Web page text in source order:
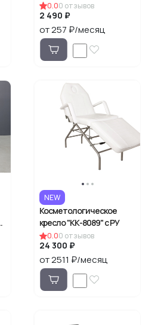
0.00 отзывов
2 490 ₽
от 257 ₽/месяц
NEW
Косметологическое
кресло "КК-8089" с РУ
0.00 отзывов
24 300 ₽
от 2511 ₽/месяц